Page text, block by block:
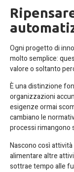
Ogni progetto di
molto semplice:
valore o soltanto
È una distinzione
organizzazioni
esigenze ormai
cambiano le
processi
Nascono così
alimentare altre
sottrae tempo alle